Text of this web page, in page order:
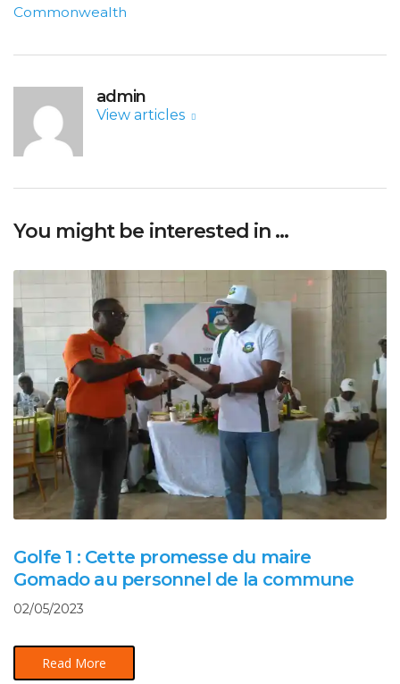
Commonwealth
admin
View articles
You might be interested in …
Golfe 1 : Cette promesse du maire
Gomado au personnel de la commune
02/05/2023
Read More